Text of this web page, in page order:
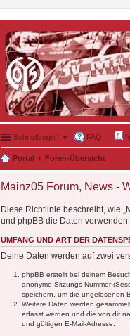
Schnellzugriff ▼ FAQ
Portal Foren-Übersicht
Mainz05 Forum, News -
Diese Richtlinie beschreibt, wie
und phpBB die Daten
UMFANG UND ART DER
Deine Daten werden auf zwei
phpBB erstellt bei deinem
anonyme Sitzungs-Nummer
speichern, um die ungelesenen
Weitere Daten werden
erfasst werden und die von dir
und gültigen E-Mail-Adresse.